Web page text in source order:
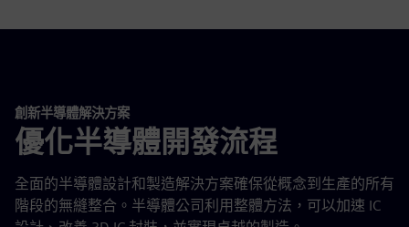
創新半導體解決方案
優化半導體開發流程
全面的半導體設計和製造解決方案確保從概念到生產的所有
階段的無縫整合。半導體公司利用整體方法，可以加速 IC